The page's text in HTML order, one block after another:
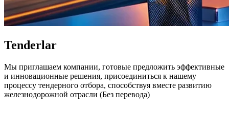
Tenderlar
Мы приглашаем компании, готовые предложить эффективные
и инновационные решения, присоединиться к нашему
процессу тендерного отбора, способствуя вместе развитию
железнодорожной отрасли (Без перевода)